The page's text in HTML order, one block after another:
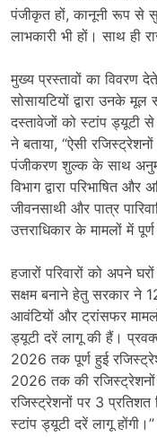
पंजीकृत हों, कानूनी रूप से
लाभकारी भी हों। साथ ही
मुख्य प्रस्तावों का विवरण
सोसायटियों द्वारा उनके
दस्तावेजों को स्टांप ड्यूटी से
ने बताया, “ऐसी
पंजीकरण शुल्क के साथ
विभाग द्वारा परिभाषित
जीवनसाथी और पात्र
उत्तराधिकार के मामलों में
हजारों परिवारों को अपने
सक्षम बनाने हेतु सरकार ने
आवंटियों और ट्रांसफर
ड्यूटी दरें लागू की हैं।
2026 तक पूर्ण हुई
2026 तक की
रजिस्ट्रेशनों पर 3 प्रतिशत
स्टांप ड्यूटी दरें लागू होंगी।”